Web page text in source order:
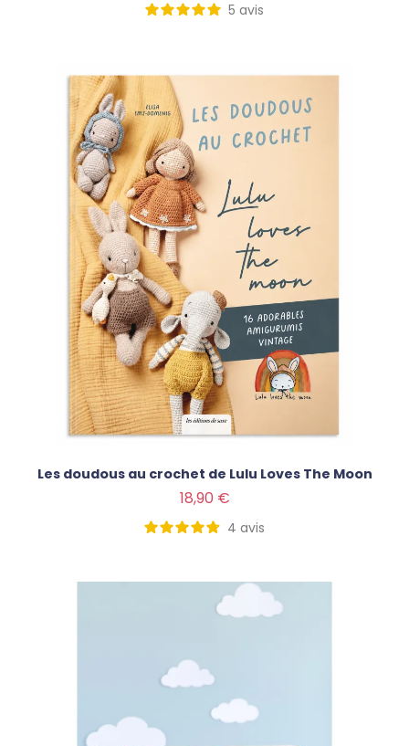
5 avis
Les doudous au crochet de Lulu Loves The Moon
18,90 €
4 avis